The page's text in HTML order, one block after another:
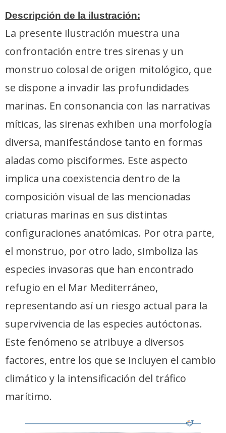
Descripción de la ilustración:
La presente ilustración muestra una
confrontación entre tres sirenas y un
monstruo colosal de origen mitológico, que
se dispone a invadir las profundidades
marinas. En consonancia con las narrativas
míticas, las sirenas exhiben una morfología
diversa, manifestándose tanto en formas
aladas como pisciformes. Este aspecto
implica una coexistencia dentro de la
composición visual de las mencionadas
criaturas marinas en sus distintas
configuraciones anatómicas. Por otra parte,
el monstruo, por otro lado, simboliza las
especies invasoras que han encontrado
refugio en el Mar Mediterráneo,
representando así un riesgo actual para la
supervivencia de las especies autóctonas.
Este fenómeno se atribuye a diversos
factores, entre los que se incluyen el cambio
climático y la intensificación del tráfico
marítimo.